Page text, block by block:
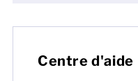
Centre d'aide